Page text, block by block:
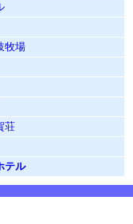
牧場
荘
テル